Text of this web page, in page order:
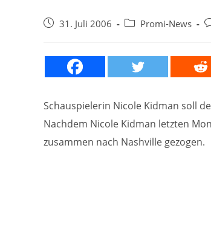
Beitrag31. Juli 2006
Beitrags-
Promi-News
Schauspielerin Nicole Kidman soll
Nachdem Nicole Kidman letzten
zusammen nach Nashville gezogen.